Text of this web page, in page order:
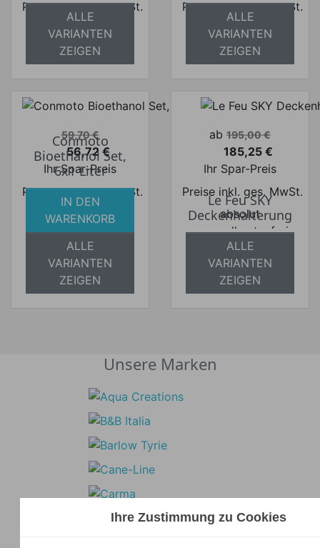
Preise inkl. ges. MwSt.
absolut
versandkostenfrei
ALLE
VARIANTEN
ZEIGEN
Preise inkl. ges. MwSt.
absolut
versandkostenfrei
ALLE
VARIANTEN
ZEIGEN
Verkaufspreis
59,70 €
Preis
56,72 €
Ihr Spar-Preis
Preise inkl. ges. MwSt.
absolut
versandkostenfrei
Conmoto
Bioethanol Set,
6x1 Liter
IN DEN
WARENKORB
ALLE
VARIANTEN
ZEIGEN
Verkaufspreis
ab 195,00 €
Preis
185,25 €
Ihr Spar-Preis
Preise inkl. ges. MwSt.
absolut
versandkostenfrei
Le Feu SKY
Deckenhalterung
ALLE
VARIANTEN
ZEIGEN
Unsere Marken
Ihre Zustimmung zu Cookies